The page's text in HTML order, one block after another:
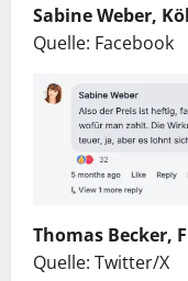
Sabine Weber,
Quelle: Facebook
Thomas Becker,
Quelle: Twitter/X